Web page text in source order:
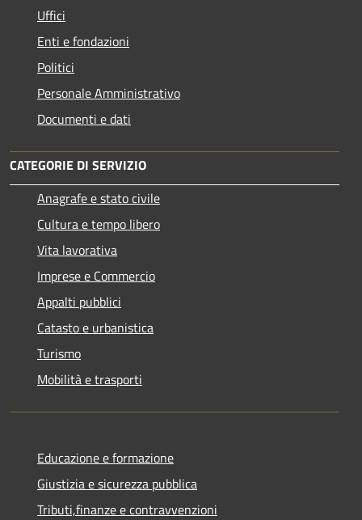
Uffici
Enti e fondazioni
Politici
Personale Amministrativo
Documenti e dati
CATEGORIE DI SERVIZIO
Anagrafe e stato civile
Cultura e tempo libero
Vita lavorativa
Imprese e Commercio
Appalti pubblici
Catasto e urbanistica
Turismo
Mobilità e trasporti
Educazione e formazione
Giustizia e sicurezza pubblica
Tributi,finanze e contravvenzioni